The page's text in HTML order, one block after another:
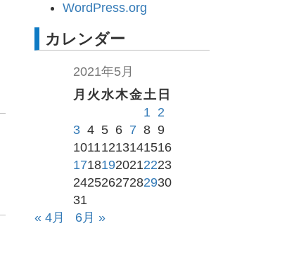
WordPress.org
カレンダー
2021年5月
月 火 水木金 土 日
1 2
3 4 5 6 7 8 9
10111213141516
17181920212223
24252627282930
31
« 4月
6月 »